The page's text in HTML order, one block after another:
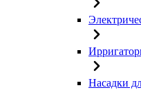
Насадки